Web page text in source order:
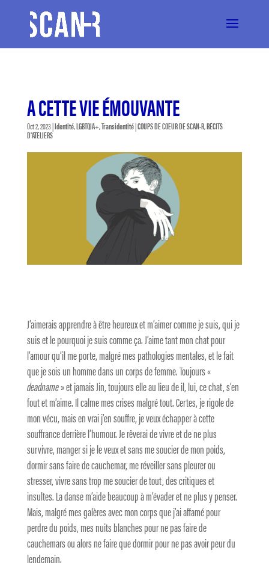
A CETTE VIE ÉMOUVANTE
Oct 2, 2023|Identité,LGBTQIA+,Transidentité|COUPS DE COEUR DE SCAN-R,RÉCITS
D'ATELIERS
J’aimerais apprendre à être heureux et m’aimer comme je suis, qui je
suis et le pourquoi je suis comme ça. J’aime tant mon chat pour
l’amour qu’il me porte, malgré mes pathologies mentales, et le fait
que je sois un homme dans un corps de femme. Toujours «
deadname» et jamais Jin, toujours elle au lieu de il, lui, ce chat, s’en
fout et m’aime. Il calme mes crises malgré tout. Certes, je rigole de
mon vécu, mais en vrai j’en souffre, je veux échapper à cette
souffrance derrière l’humour. Je rêverai de vivre et de ne plus
survivre, manger si je le veux et sans me soucier de mon poids,
dormir sans faire de cauchemar, me réveiller sans pleurer ou
stresser, vivre sans trop me soucier de tout, des critiques et
insultes. La danse m’aide beaucoup à m’évader et ne plus y penser.
Mais, malgré mes galères avec mon corps que j’ai affamé pour
perdre du poids, mes nuits blanches pour ne pas faire de
cauchemars ou alors ne faire que dormir pour ne pas avoir peur du
lendemain.